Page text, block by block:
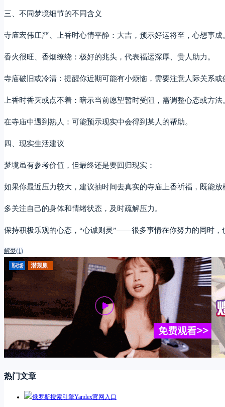
三、不同梦境细节的不同含义
寺庙宏伟庄严、上香时心情平静：大吉，预示好运将至，心想事成
香火很旺、香烟缭绕：极好的兆头，代表福运深厚、贵人助力。
寺庙破旧或冷清：提醒你近期可能有小烦恼，需要注意人际关系或
上香时香灭或点不着：暗示当前愿望暂时受阻，需调整心态或方法
在寺庙中遇到熟人：可能预示现实中会得到某人的帮助。
四、现实生活建议
梦境虽有参考价值，但最终还是要回归现实：
如果你最近压力较大，建议抽时间去真实的寺庙上香祈福，既能
多关注自己的身体和情绪状态，及时疏解压力。
保持积极乐观的心态，“心诚则灵”——很多事情在你努力的同时，
解梦(1)
热门文章